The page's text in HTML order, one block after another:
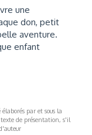
une
don, petit
aventure.
enfant
par et sous la
de présentation, s'il